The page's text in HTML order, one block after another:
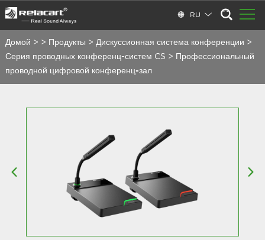
RU
Домой > > Продукты > Дискуссионная система конференции >
Серия проводных конференц-систем CS >
Профессиональный
проводной цифровой конференц-зал